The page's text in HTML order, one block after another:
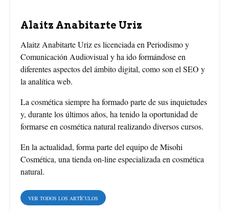
o
k
e
s
t
r
Alaitz Anabitarte Uriz
Alaitz Anabitarte Uriz es licenciada en Periodismo y
Comunicación Audiovisual y ha ido formándose en
diferentes aspectos del ámbito digital, como son el SEO y
la analítica web.
La cosmética siempre ha formado parte de sus inquietudes
y, durante los últimos años, ha tenido la oportunidad de
formarse en cosmética natural realizando diversos cursos.
En la actualidad, forma parte del equipo de Misohi
Cosmética, una tienda on-line especializada en cosmética
natural.
VER TODOS LOS ARTÍCULOS